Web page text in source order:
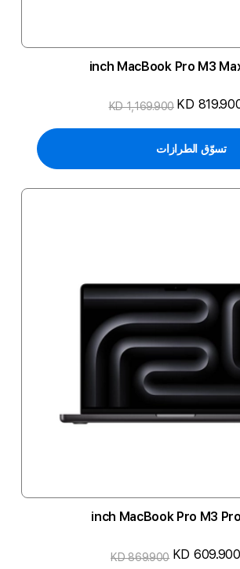
KD
KD 1,169.900
تسوّق الطرازات
KD 609.900
KD 869.900